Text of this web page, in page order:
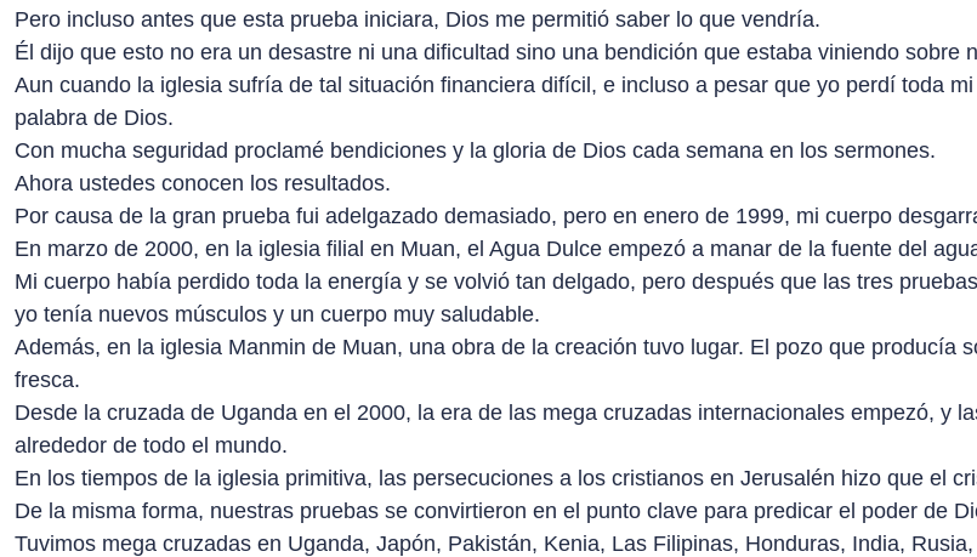
Pero incluso antes que esta prueba iniciara, Dios me permitió saber lo que vendría.
Él dijo que esto no era un desastre ni una dificultad sino una bendición que estaba viniendo sobre
Aun cuando la iglesia sufría de tal situación financiera difícil, e incluso a pesar que yo perdí toda
palabra de Dios.
Con mucha seguridad proclamé bendiciones y la gloria de Dios cada semana en los sermones.
Ahora ustedes conocen los resultados.
Por causa de la gran prueba fui adelgazado demasiado, pero en enero de 1999, mi cuerpo
En marzo de 2000, en la iglesia filial en Muan, el Agua Dulce empezó a manar de la fuente del
Mi cuerpo había perdido toda la energía y se volvió tan delgado, pero después que las tres
yo tenía nuevos músculos y un cuerpo muy saludable.
Además, en la iglesia Manmin de Muan, una obra de la creación tuvo lugar. El pozo que producía
fresca.
Desde la cruzada de Uganda en el 2000, la era de las mega cruzadas internacionales empezó, y
alrededor de todo el mundo.
En los tiempos de la iglesia primitiva, las persecuciones a los cristianos en Jerusalén hizo que el
De la misma forma, nuestras pruebas se convirtieron en el punto clave para predicar el poder de
Tuvimos mega cruzadas en Uganda, Japón, Pakistán, Kenia, Las Filipinas, Honduras, India,